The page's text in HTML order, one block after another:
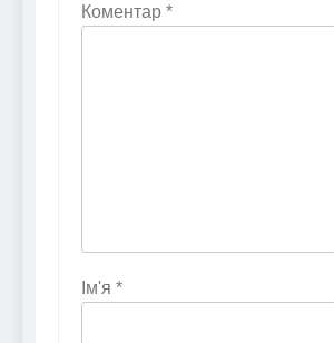
Коментар *
Ім'я *